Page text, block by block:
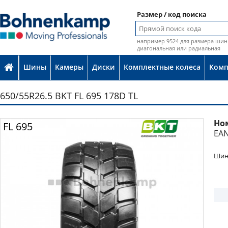
Размер / код поиска
например 9524 для размера шин
диагональная или радиальная
Шины Камеры Диски Комплектные колеса
650/55R26.5 BKT FL 695 178D TL
FL 695